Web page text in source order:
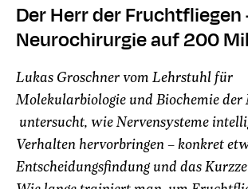
Der Herr der Fruchtfliegen
Neurochirurgie auf 200
Lukas Groschner vom Lehrstuhl für
Molekularbiologie und Biochemie
untersucht, wie Nervensysteme
Verhalten hervorbringen – konkret
Entscheidungsfindung und das